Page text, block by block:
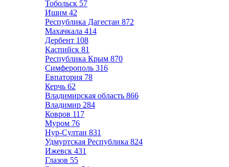
Тобольск 57
Ишим 42
Республика Дагестан 872
Махачкала 414
Дербент 108
Каспийск 81
Республика Крым 870
Симферополь 316
Евпатория 78
Керчь 62
Владимирская область 866
Владимир 284
Ковров 117
Муром 76
Нур-Султан 831
Удмуртская Республика 824
Ижевск 431
Глазов 55